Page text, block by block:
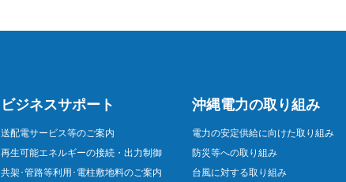
ビジネスサポート
送配電サービス等のご案内
再生可能エネルギーの接続・出力制御
共架･管路等利用･電柱敷地料のご案内
沖縄電力の取り組み
電力の安定供給に向けた取り組み
防災等への取り組み
台風に対する取り組み